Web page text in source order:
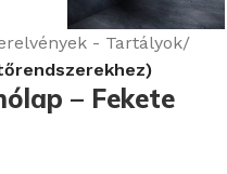
- Tartályok
– Fekete